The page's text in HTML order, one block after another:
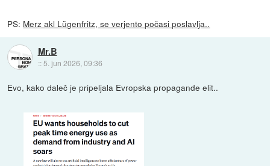
PS: Merz akl Lügenfritz, se verjento počasi poslavlja..
Mr.B
:: 5. jun 2026, 09:36
Evo, kako daleč je pripeljala Evropska propagande elit..